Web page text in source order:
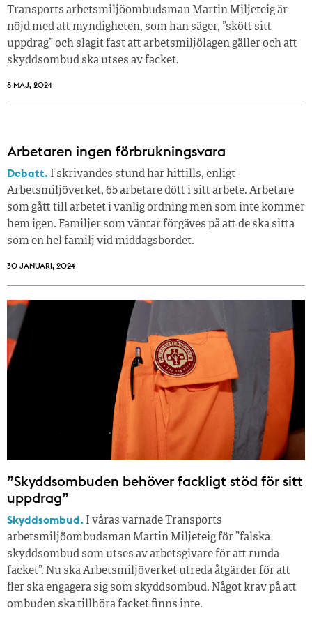
Transports arbetsmiljöombudsman Martin Miljeteig är
nöjd med att myndigheten, som han säger, ”skött sitt
uppdrag” och slagit fast att arbetsmiljölagen gäller och att
skyddsombud ska utses av facket.
8 MAJ, 2024
Arbetaren ingen förbrukningsvara
Debatt. I skrivandes stund har hittills, enligt
Arbetsmiljöverket, 65 arbetare dött i sitt arbete. Arbetare
som gått till arbetet i vanlig ordning men som inte kommer
hem igen. Familjer som väntar förgäves på att de ska sitta
som en hel familj vid middagsbordet.
30 JANUARI, 2024
”Skyddsombuden behöver fackligt stöd för sitt
uppdrag”
Skyddsombud. I våras varnade Transports
arbetsmiljöombudsman Martin Miljeteig för ”falska
skyddsombud som utses av arbetsgivare för att runda
facket”. Nu ska Arbetsmiljöverket utreda åtgärder för att
fler ska engagera sig som skyddsombud. Något krav på att
ombuden ska tillhöra facket finns inte.